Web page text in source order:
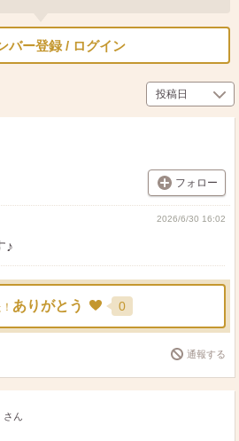
バー登録 / ログイン
フォロー
2026/6/30 16:02
♪
ありがとう 0
通報する
さん